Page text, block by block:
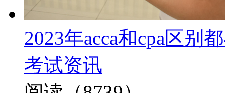
2023年acca和cpa区别
考试资讯